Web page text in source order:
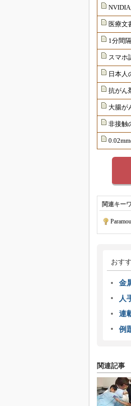
医療文
1分間
スマホ
日本人
抗がん
大腸が
非接触
関連キー
おす
金
人
連
例
関連記事